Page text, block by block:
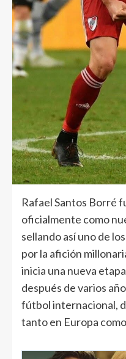
Rafael Santos Borré
oficialmente como
sellando así uno de
por la afición
inicia una nueva
después de varios
fútbol internacional,
tanto en Europa